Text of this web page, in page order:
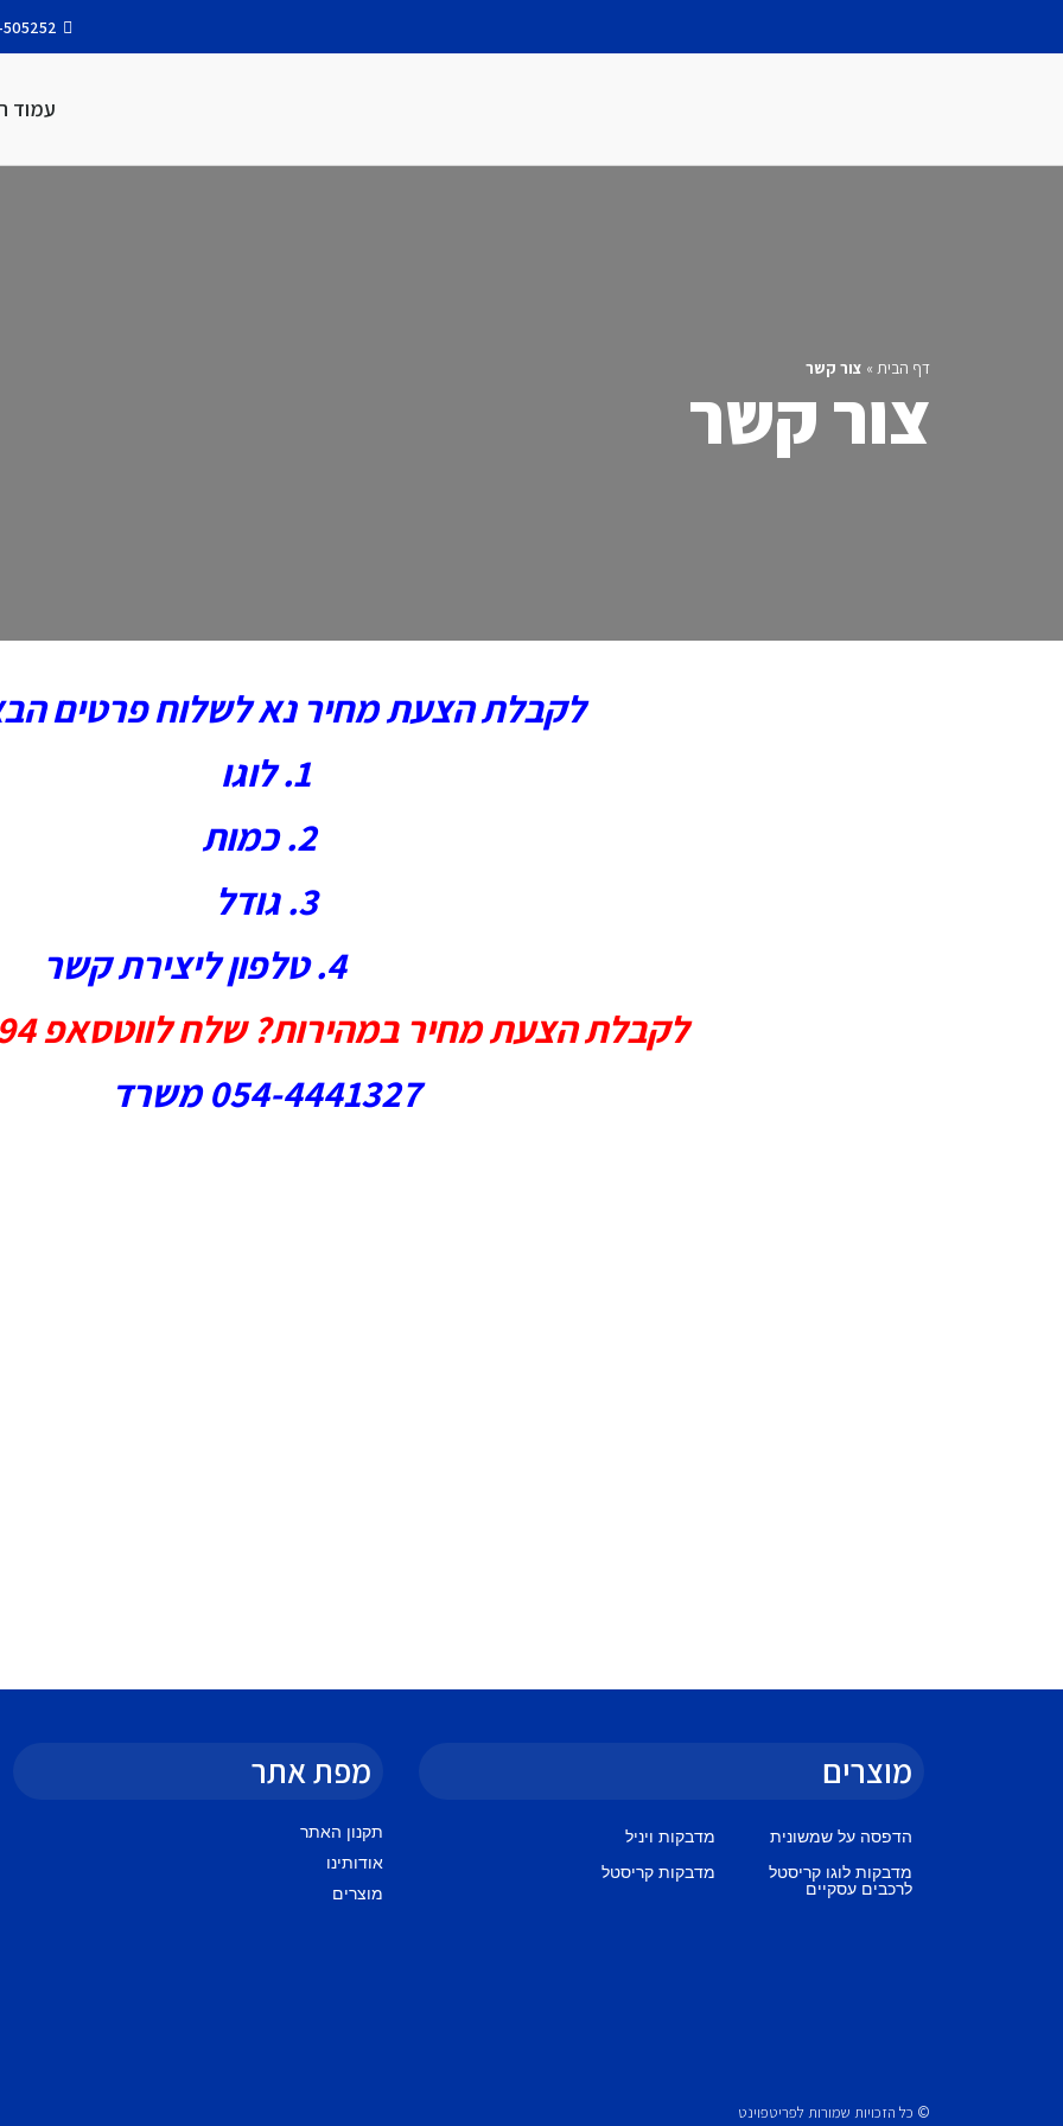
עמוד
דף הבית » צור קשר
צור קשר
לקבלת הצעת מחיר נא לשלוח פרטים
1. לוגו
2. כמות
3. גודל
4. טלפון ליצירת קשר
לקבלת הצעת מחיר במהירות? שלח לווטסאפ 0544443194
054-4441327 משרד
מוצרים
הדפסה על שמשונית
מדבקות ויניל
מדבקות לוגו קריסטל
לרכבים עסקיים
מדבקות קריסטל
מפת אתר
תקנון האתר
אודותינו
מוצרים
© כל הזכויות שמורות לפריטפוינט